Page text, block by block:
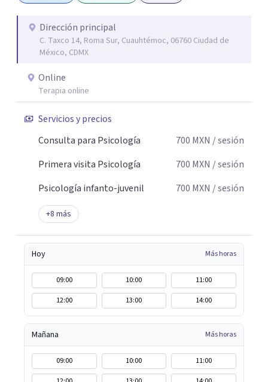
Dirección principal
C. Taxco 14, Roma Sur, Cuauhtémoc, 06760 Ciudad de
México, CDMX
Online
Terapia online
Servicios y precios
Consulta para Psicología
700 MXN / sesión
Primera visita Psicología
700 MXN / sesión
Psicología infanto-juvenil
700 MXN / sesión
+8 más
Hoy Más horas
09:00 10:00
11:00
12:00
13:00 14:00
Mañana Más horas
09:00 10:00
11:00